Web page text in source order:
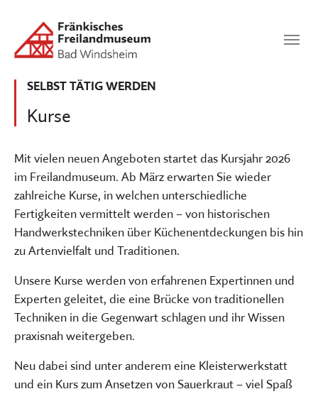
SUCHEN
Kurse
SELBST TÄTIG WERDEN
Mit vielen neuen Angeboten startet das Kursjahr 2026
im Freilandmuseum. Ab März erwarten Sie wieder
zahlreiche Kurse, in welchen unterschiedliche
Fertigkeiten vermittelt werden – von historischen
Handwerkstechniken über Küchenentdeckungen bis hin
zu Artenvielfalt und Traditionen.
Unsere Kurse werden von erfahrenen Expertinnen und
Experten geleitet, die eine Brücke von traditionellen
Techniken in die Gegenwart schlagen und ihr Wissen
praxisnah weitergeben.
Neu dabei sind unter anderem eine Kleisterwerkstatt
und ein Kurs zum Ansetzen von Sauerkraut – viel Spaß